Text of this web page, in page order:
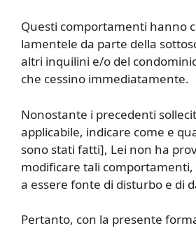
Questi comportamenti hanno
lamentele da parte della
altri inquilini e/o del
che cessino immediatamente.
Nonostante i precedenti
applicabile, indicare come e
sono stati fatti], Lei non ha
modificare tali
a essere fonte di disturbo e di
Pertanto, con la presente